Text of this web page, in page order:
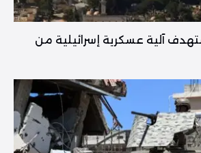
آلية عسكرية إسرائيلية من